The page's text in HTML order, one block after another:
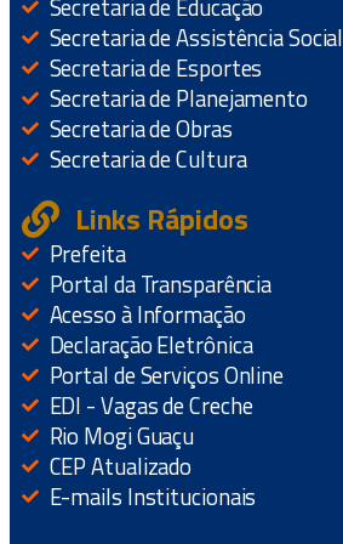
Secretaria de Educação
Secretaria de Assistência Social
Secretaria de Esportes
Secretaria de Planejamento
Secretaria de Obras
Secretaria de Cultura
Links Rápidos
Prefeita
Portal da Transparência
Acesso à Informação
Declaração Eletrônica
Portal de Serviços Online
EDI - Vagas de Creche
Rio Mogi Guaçu
CEP Atualizado
E-mails Institucionais